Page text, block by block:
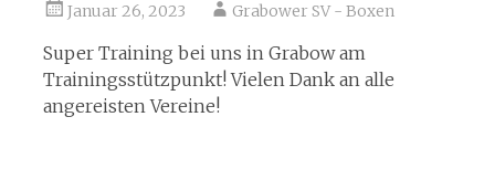
Januar 26, 2023 Grabower SV - Boxen
Super Training bei uns in Grabow am
Trainingsstützpunkt! Vielen Dank an alle
angereisten Vereine!